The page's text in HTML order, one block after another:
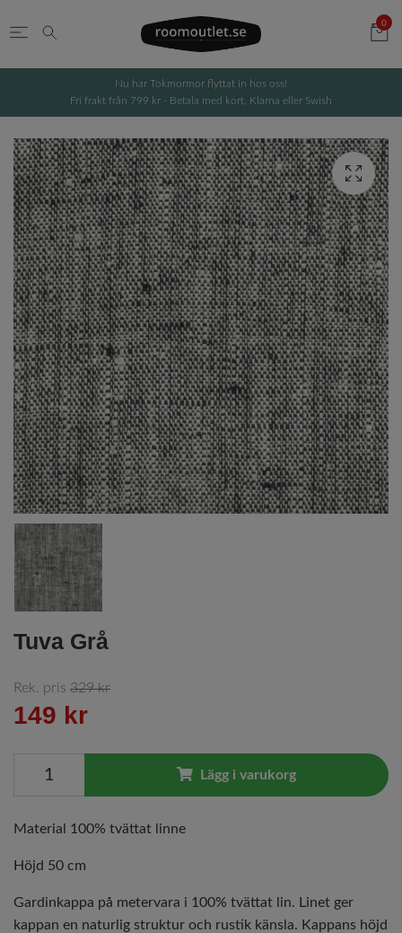
0
Nu har Tokmormor flyttat in hos oss!
Fri frakt från 799 kr - Betala med kort, Klarna eller Swish
Tuva Grå
Rek. pris 329 kr
149 kr
Lägg i varukorg
Material 100% tvättat linne
Höjd 50 cm
Gardinkappa på metervara i 100% tvättat lin. Linet ger
kappan en naturlig struktur och rustik känsla. Kappans höjd